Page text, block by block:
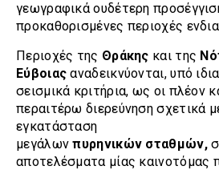
γεωγραφικά ουδέτερη
προκαθορισμένες περιοχές
Περιοχές της Θράκης και της
Εύβοιαςαναδεικνύονται, υπό
σεισμικά κριτήρια, ως οι πλέον
περαιτέρω διερεύνηση σχετικά
εγκατάσταση
μεγάλωνπυρηνικών σταθμών,
αποτελέσματα μίας καινοτόμας